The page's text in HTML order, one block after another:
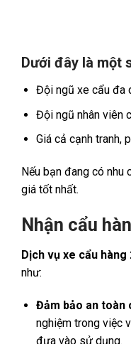
Dưới đây là một
Đội ngũ xe cẩu đa
Đội ngũ nhân viên
Giá cả cạnh tranh,
Nếu bạn đang có
giá tốt nhất.
Nhận cẩu
Dịch vụ xe cẩu hàng
như:
Đảm bảo an toàn
nghiệm trong việc
đưa vào sử dụng.